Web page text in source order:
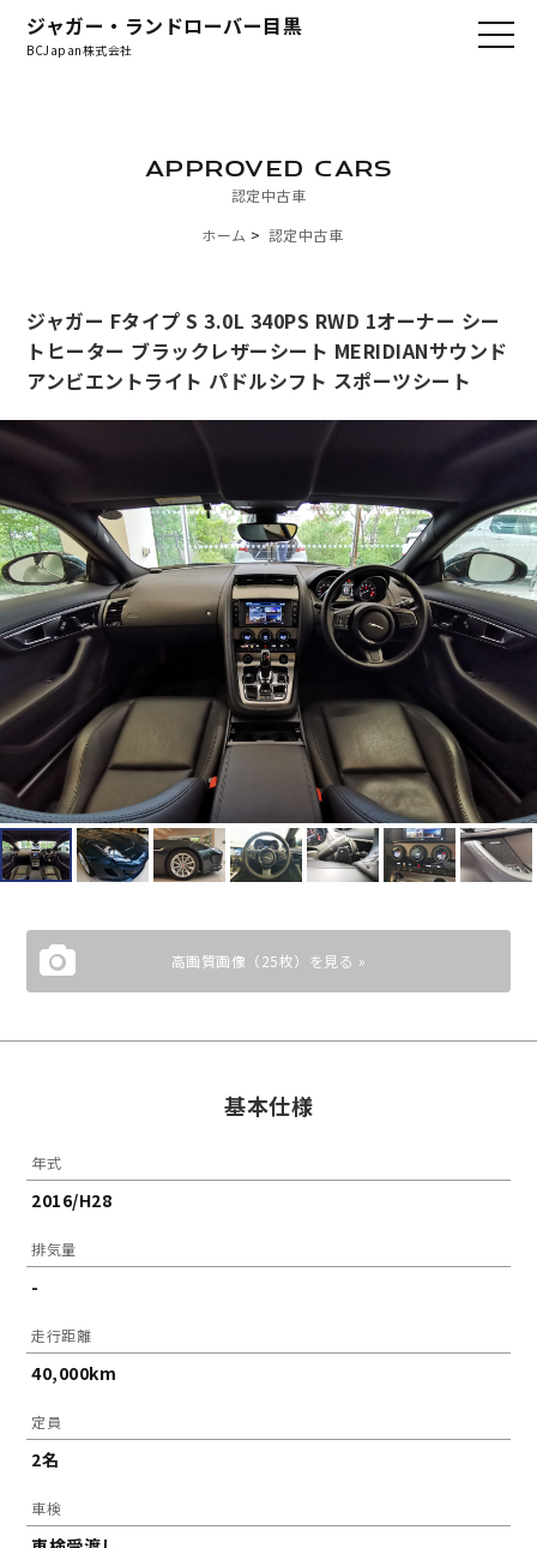
ジャガー・ランドローバー目黒
BCJapan株式会社
認定中古車
APPROVED CARS
ホーム 認定中古車
ジャガー Fタイプ S 3.0L 340PS RWD 1オーナー シー
トヒーター ブラックレザーシート MERIDIANサウンド
アンビエントライト パドルシフト スポーツシート
高画質画像（25枚）を見る »
基本仕様
年式
2016/H28
排気量
-
走行距離
40,000km
定員
2名
車検